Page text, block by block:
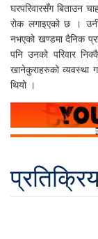
घरपरिवारसँग बिताउन
रोक लगाइएको छ ।
नभएको खण्डमा दैनिक
पनि उनको परिवार
खानेकुराहरुको व्यवस्था
थियो ।